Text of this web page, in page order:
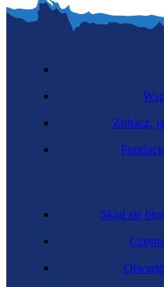
Specjalistka
Skąd się
Zobacz,